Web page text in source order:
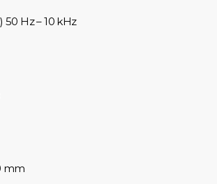
50 Hz – 10 kHz
mm